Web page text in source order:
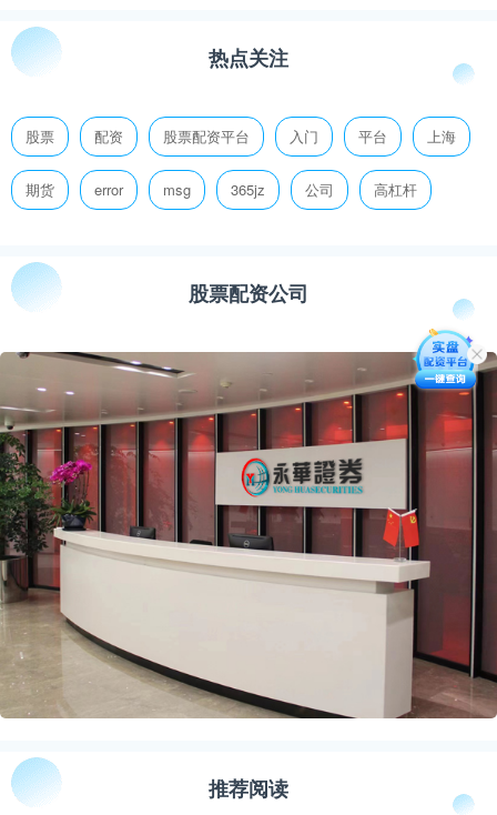
热点关注
股票 配资 股票配资平台 入门 平台 上海
期货 error msg 365jz 公司 高杠杆
股票配资公司
推荐阅读